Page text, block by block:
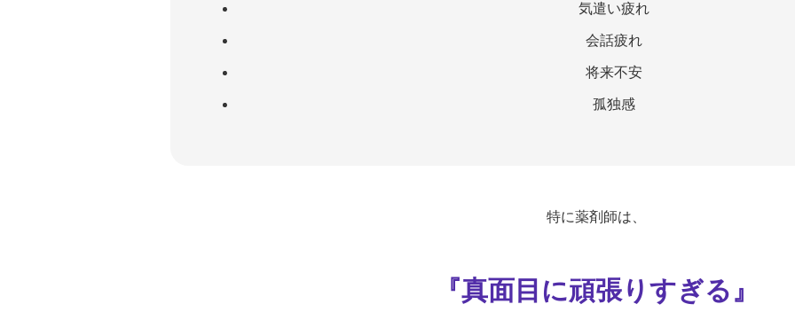
気遣い疲れ
会話疲れ
将来不安
孤独感
特に薬剤師は、
『真面目に頑張りすぎる』